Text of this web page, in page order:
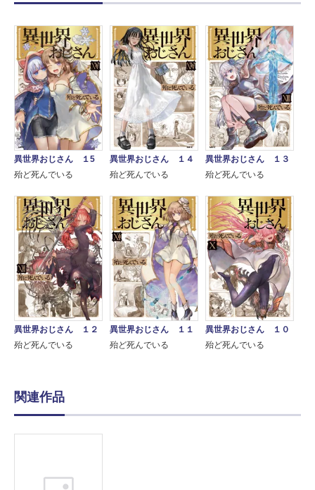
異世界おじさん １5
殆ど死んでいる
異世界おじさん １４
殆ど死んでいる
異世界おじさん １３
殆ど死んでいる
異世界おじさん １２
殆ど死んでいる
異世界おじさん １１
殆ど死んでいる
異世界おじさん １０
殆ど死んでいる
関連作品